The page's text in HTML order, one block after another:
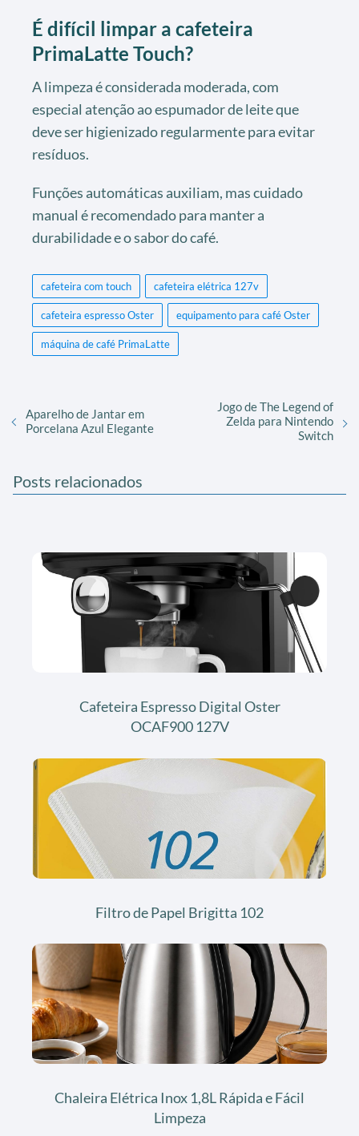
É difícil limpar a cafeteira
PrimaLatte Touch?
A limpeza é considerada moderada, com
especial atenção ao espumador de leite que
deve ser higienizado regularmente para evitar
resíduos.
Funções automáticas auxiliam, mas cuidado
manual é recomendado para manter a
durabilidade e o sabor do café.
cafeteira com touch cafeteira elétrica 127v
cafeteira espresso Oster equipamento para café Oster
máquina de café PrimaLatte
Aparelho de Jantar em
Porcelana Azul Elegante
Jogo de The Legend of
Zelda para Nintendo
Switch
Posts relacionados
Cafeteira Espresso Digital Oster
OCAF900 127V
Filtro de Papel Brigitta 102
Chaleira Elétrica Inox 1,8L Rápida e Fácil
Limpeza